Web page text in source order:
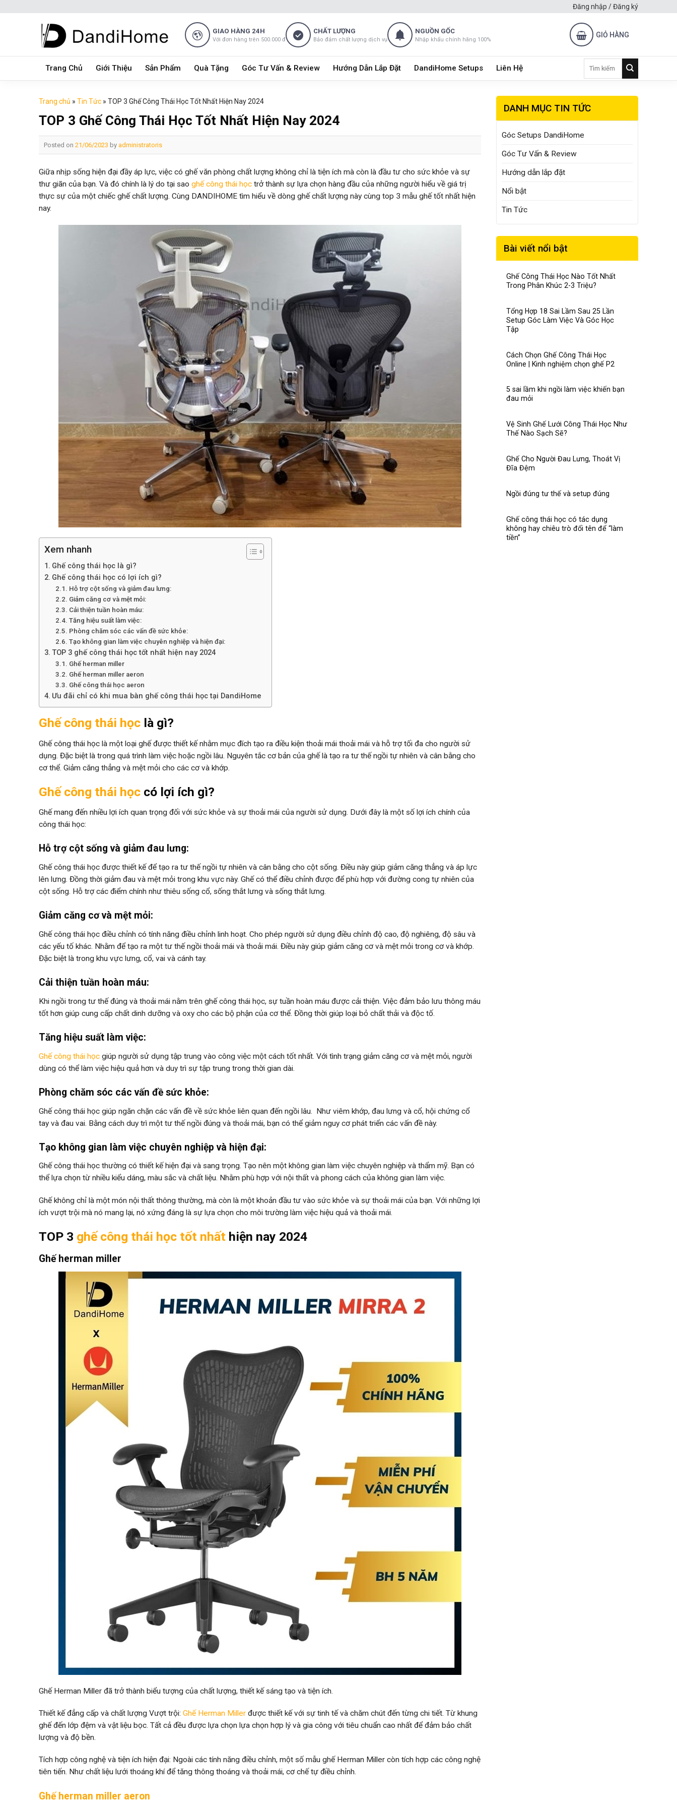
Đăng nhập / Đăng ký
GIAO HÀNG 24H
Với đơn hàng trên 500.000 đ
CHẤT LƯỢNG
Bảo đảm chất lượng dịch vụ
NGUỒN GỐC
Nhập khẩu chính hãng 100%
GIỎ HÀNG
Trang Chủ Giới Thiệu Sản Phẩm Quà Tặng Góc Tư Vấn & Review Hướng Dẫn Lắp Đặt DandiHome Setups Liên Hệ
kiếm:
Trang chủ » Tin Tức » TOP 3 Ghế Công Thái Học Tốt Nhất Hiện Nay 2024
TOP 3 Ghế Công Thái Học Tốt Nhất Hiện Nay 2024
Posted on 21/06/2023 by administratoris
Giữa nhịp sống hiện đại đầy áp lực, việc có ghế văn phòng chất lượng không chỉ là tiện ích mà còn là đầu tư cho sức khỏe và sự
thư giãn của bạn. Và đó chính là lý do tại sao ghế công thái học trở thành sự lựa chọn hàng đầu của những người hiểu về giá trị
thực sự của một chiếc ghế chất lượng. Cùng DANDIHOME tìm hiểu về dòng ghế chất lượng này cùng top 3 mẫu ghế tốt nhất hiện
nay.
Xem nhanh
Ghế công thái học là gì?
Ghế công thái học có lợi ích gì?
Hỗ trợ cột sống và giảm đau lưng:
Giảm căng cơ và mệt mỏi:
Cải thiện tuần hoàn máu:
Tăng hiệu suất làm việc:
Phòng chăm sóc các vấn đề sức khỏe:
Tạo không gian làm việc chuyên nghiệp và hiện đại:
TOP 3 ghế công thái học tốt nhất hiện nay 2024
Ghế herman miller
Ghế herman miller aeron
Ghế công thái học aeron
Ưu đãi chỉ có khi mua bàn ghế công thái học tại DandiHome
Ghế công thái học là gì?
Ghế công thái học là một loại ghế được thiết kế nhằm mục đích tạo ra điều kiện thoải mái thoải mái và hỗ trợ tối đa cho người sử
dụng. Đặc biệt là trong quá trình làm việc hoặc ngồi lâu. Nguyên tắc cơ bản của ghế là tạo ra tư thế ngồi tự nhiên và cân bằng cho
cơ thể. Giảm căng thẳng và mệt mỏi cho các cơ và khớp.
Ghế công thái học có lợi ích gì?
Ghế mang đến nhiều lợi ích quan trọng đối với sức khỏe và sự thoải mái của người sử dụng. Dưới đây là một số lợi ích chính của
công thái học:
Hỗ trợ cột sống và giảm đau lưng:
Ghế công thái học được thiết kế để tạo ra tư thế ngồi tự nhiên và cân bằng cho cột sống. Điều này giúp giảm căng thẳng và áp lực
lên lưng. Đồng thời giảm đau và mệt mỏi trong khu vực này. Ghế có thể điều chỉnh được để phù hợp với đường cong tự nhiên của
cột sống. Hỗ trợ các điểm chính như thiêu sống cổ, sống thắt lưng và sống thắt lưng.
Giảm căng cơ và mệt mỏi:
Ghế công thái học điều chỉnh có tính năng điều chỉnh linh hoạt. Cho phép người sử dụng điều chỉnh độ cao, độ nghiêng, độ sâu và
các yếu tố khác. Nhằm để tạo ra một tư thế ngồi thoải mái và thoải mái. Điều này giúp giảm căng cơ và mệt mỏi trong cơ và khớp.
Đặc biệt là trong khu vực lưng, cổ, vai và cánh tay.
Cải thiện tuần hoàn máu:
Khi ngồi trong tư thế đúng và thoải mái nằm trên ghế công thái học, sự tuần hoàn máu được cải thiện. Việc đảm bảo lưu thông máu
tốt hơn giúp cung cấp chất dinh dưỡng và oxy cho các bộ phận của cơ thể. Đồng thời giúp loại bỏ chất thải và độc tố.
Tăng hiệu suất làm việc:
Ghế công thái học giúp người sử dụng tập trung vào công việc một cách tốt nhất. Với tình trạng giảm căng cơ và mệt mỏi, người
dùng có thể làm việc hiệu quả hơn và duy trì sự tập trung trong thời gian dài.
Phòng chăm sóc các vấn đề sức khỏe:
Ghế công thái học giúp ngăn chặn các vấn đề về sức khỏe liên quan đến ngồi lâu. Như viêm khớp, đau lưng và cổ, hội chứng cổ
tay và đau vai. Bằng cách duy trì một tư thế ngồi đúng và thoải mái, bạn có thể giảm nguy cơ phát triển các vấn đề này.
Tạo không gian làm việc chuyên nghiệp và hiện đại:
Ghế công thái học thường có thiết kế hiện đại và sang trọng. Tạo nên một không gian làm việc chuyên nghiệp và thẩm mỹ. Bạn có
thể lựa chọn từ nhiều kiểu dáng, màu sắc và chất liệu. Nhằm phù hợp với nội thất và phong cách của không gian làm việc.
Ghế không chỉ là một món nội thất thông thường, mà còn là một khoản đầu tư vào sức khỏe và sự thoải mái của bạn. Với những lợi
ích vượt trội mà nó mang lại, nó xứng đáng là sự lựa chọn cho môi trường làm việc hiệu quả và thoải mái.
TOP 3 ghế công thái học tốt nhất hiện nay 2024
Ghế herman miller
Ghế Herman Miller đã trở thành biểu tượng của chất lượng, thiết kế sáng tạo và tiện ích.
Thiết kế đẳng cấp và chất lượng Vượt trội: Ghế Herman Miller được thiết kế với sự tinh tế và chăm chút đến từng chi tiết. Từ khung
ghế đến lớp đệm và vật liệu bọc. Tất cả đều được lựa chọn lựa chọn hợp lý và gia công với tiêu chuẩn cao nhất để đảm bảo chất
lượng và độ bền.
Tích hợp công nghệ và tiện ích hiện đại: Ngoài các tính năng điều chỉnh, một số mẫu ghế Herman Miller còn tích hợp các công nghệ
tiên tiến. Như chất liệu lưới thoáng khí để tăng thông thoáng và thoải mái, cơ chế tự điều chỉnh.
Ghế herman miller aeron
DANH MỤC TIN TỨC
Góc Setups DandiHome
Góc Tư Vấn & Review
Hướng dẫn lắp đặt
Nổi bật
Tin Tức
Bài viết nổi bật
Ghế Công Thái Học Nào Tốt Nhất
Trong Phân Khúc 2-3 Triệu?
Tổng Hợp 18 Sai Lầm Sau 25 Lần
Setup Góc Làm Việc Và Góc Học
Tập
Cách Chọn Ghế Công Thái Học
Online | Kinh nghiệm chọn ghế P2
5 sai lầm khi ngồi làm việc khiến bạn
đau mỏi
Vệ Sinh Ghế Lưới Công Thái Học Như
Thế Nào Sạch Sẽ?
Ghế Cho Người Đau Lưng, Thoát Vị
Đĩa Đệm
Ngồi đúng tư thế và setup đúng
Ghế công thái học có tác dụng
không hay chiêu trò đổi tên để “làm
tiền”